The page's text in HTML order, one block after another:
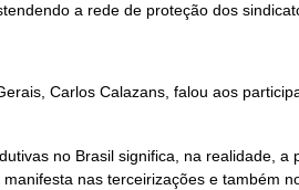
a rede de proteção dos
Carlos Calazans, falou aos
no Brasil significa, na realidade,
nas terceirizações e também